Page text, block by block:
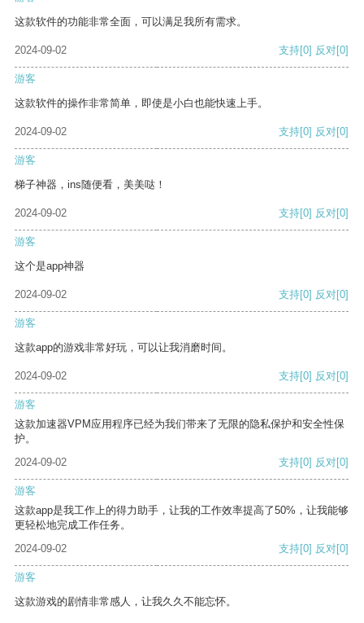
这款软件的功能非常全面，可以满足我所有需求。
2024-09-02 支持[0] 反对[0]
游客
这款软件的操作非常简单，即使是小白也能快速上手。
2024-09-02 支持[0] 反对[0]
游客
梯子神器，ins随便看，美美哒！
2024-09-02 支持[0] 反对[0]
游客
这个是app神器
2024-09-02 支持[0] 反对[0]
游客
这款app的游戏非常好玩，可以让我消磨时间。
2024-09-02 支持[0] 反对[0]
游客
这款加速器VPM应用程序已经为我们带来了无限的隐私保护和安全性保
护。
2024-09-02
支持[0] 反对[0]
游客
这款app是我工作上的得力助手，让我的工作效率提高了50%，让我能够
更轻松地完成工作任务。
2024-09-02
支持[0] 反对[0]
游客
这款游戏的剧情非常感人，让我久久不能忘怀。